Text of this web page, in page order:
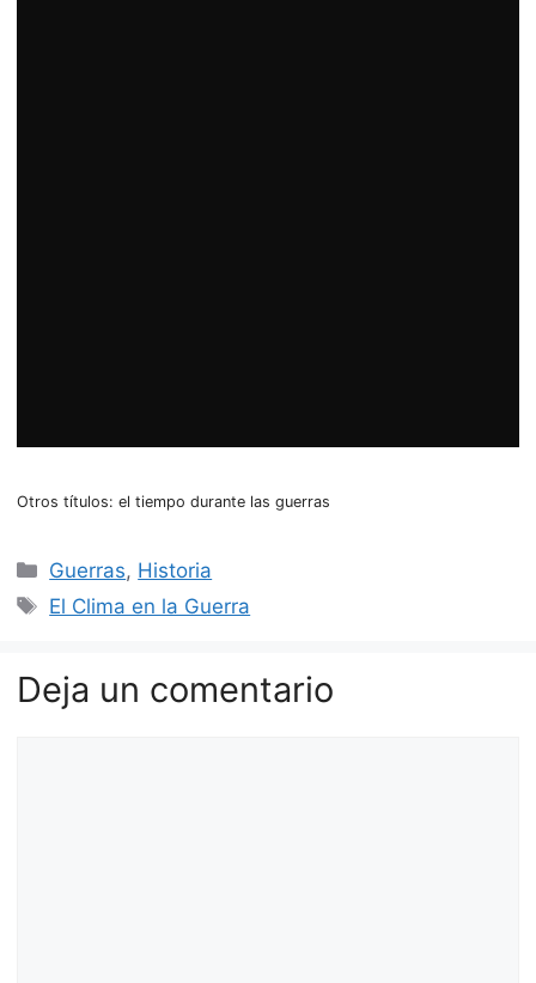
Otros títulos: el tiempo durante las guerras
Categorías
Guerras, Historia
Etiquetas
El Clima en la Guerra
Deja un comentario